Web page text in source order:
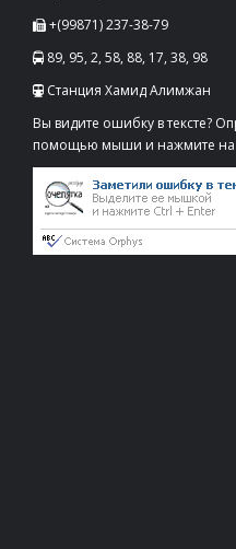
+(99871) 237-38-79
89, 95, 2, 58, 88, 17, 38, 98
Станция Хамид Алимжан
Вы видите ошибку в тексте?
помощью мыши и нажмите на